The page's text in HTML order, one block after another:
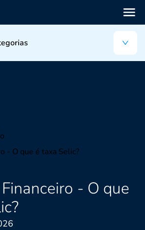
- O que é taxa Selic?
- O que